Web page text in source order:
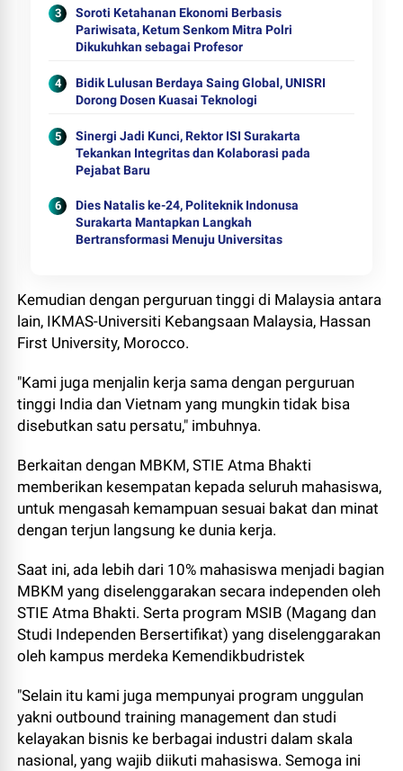
Soroti Ketahanan Ekonomi Berbasis
Pariwisata, Ketum Senkom Mitra Polri
Dikukuhkan sebagai Profesor
Bidik Lulusan Berdaya Saing Global, UNISRI
Dorong Dosen Kuasai Teknologi
Sinergi Jadi Kunci, Rektor ISI Surakarta
Tekankan Integritas dan Kolaborasi pada
Pejabat Baru
Dies Natalis ke-24, Politeknik Indonusa
Surakarta Mantapkan Langkah
Bertransformasi Menuju Universitas
Kemudian dengan perguruan tinggi di Malaysia antara
lain, IKMAS-Universiti Kebangsaan Malaysia, Hassan
First University, Morocco.
"Kami juga menjalin kerja sama dengan perguruan
tinggi India dan Vietnam yang mungkin tidak bisa
disebutkan satu persatu," imbuhnya.
Berkaitan dengan MBKM, STIE Atma Bhakti
memberikan kesempatan kepada seluruh mahasiswa,
untuk mengasah kemampuan sesuai bakat dan minat
dengan terjun langsung ke dunia kerja.
Saat ini, ada lebih dari 10% mahasiswa menjadi bagian
MBKM yang diselenggarakan secara independen oleh
STIE Atma Bhakti. Serta program MSIB (Magang dan
Studi Independen Bersertifikat) yang diselenggarakan
oleh kampus merdeka Kemendikbudristek
"Selain itu kami juga mempunyai program unggulan
yakni outbound training management dan studi
kelayakan bisnis ke berbagai industri dalam skala
nasional, yang wajib diikuti mahasiswa. Semoga ini